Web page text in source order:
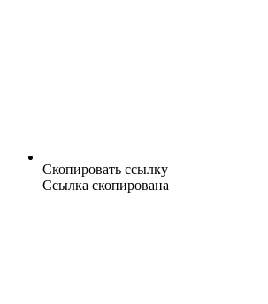
Скопировать ссылку
Ссылка скопирована